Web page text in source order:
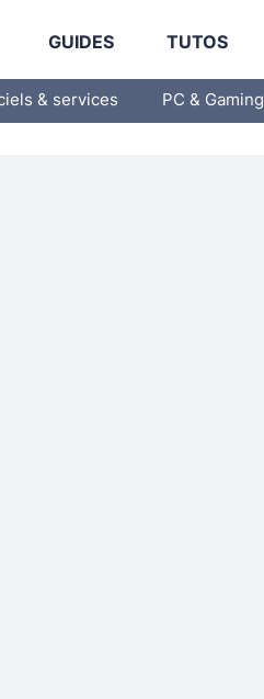
GUIDES TUTOS
& services PC & Gaming